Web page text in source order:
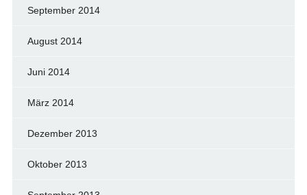
September 2014
August 2014
Juni 2014
März 2014
Dezember 2013
Oktober 2013